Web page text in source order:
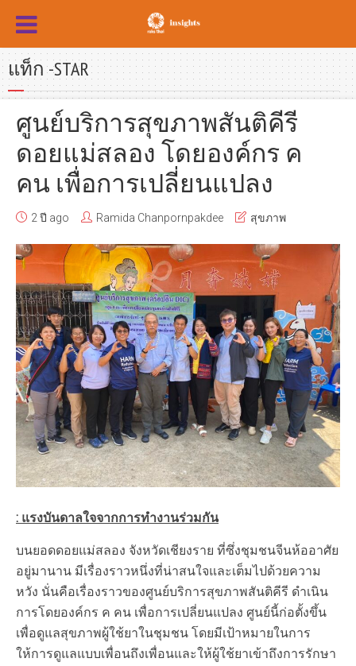
แท็ก -STAR
ศูนย์บริการสุขภาพสันติคีรี
ดอยแม่สลอง โดยองค์กร ค
คน เพื่อการเปลี่ยนแปลง
2 ปี ago Ramida Chanpornpakdee สุขภาพ
: แรงบันดาลใจจากการทำงานร่วมกัน
บนยอดดอยแม่สลอง จังหวัดเชียงราย ที่ซึ่งชุมชนจีนห้ออาศัย
อยู่มานาน มีเรื่องราวหนึ่งที่น่าสนใจและเต็มไปด้วยความ
หวัง นั่นคือเรื่องราวของศูนย์บริการสุขภาพสันติคีรี ดำเนิน
การโดยองค์กร ค คน เพื่อการเปลี่ยนแปลง ศูนย์นี้ก่อตั้งขึ้น
เพื่อดูแลสุขภาพผู้ใช้ยาในชุมชน โดยมีเป้าหมายในการ
ให้การดูแลแบบเพื่อนถึงเพื่อนและให้ผู้ใช้ยาเข้าถึงการรักษา